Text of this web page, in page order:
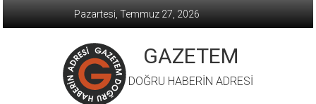
Pazartesi, Temmuz 27, 2026
GAZETEM
DOĞRU HABERİN ADRESİ